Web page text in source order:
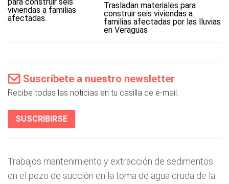
Trasladan materiales para
construir seis viviendas a
familias afectadas por las lluvias
en Veraguas
Suscríbete a nuestro newsletter
Recibe todas las noticias en tu casilla de e-mail.
SUSCRIBIRSE
Trabajos mantenimiento y extracción de sedimentos
en el pozo de succión en la toma de agua cruda de la